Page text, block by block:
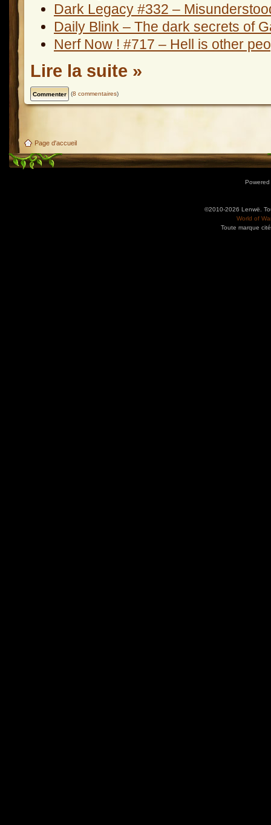
Dark Legacy #332 –
Daily Blink – The dark secrets of
Nerf Now ! #717 – Hell is other
Lire la suite »
(8 commentaires)
Page d'accueil
©2010-2026 Lenwë.
World of
Toute marque